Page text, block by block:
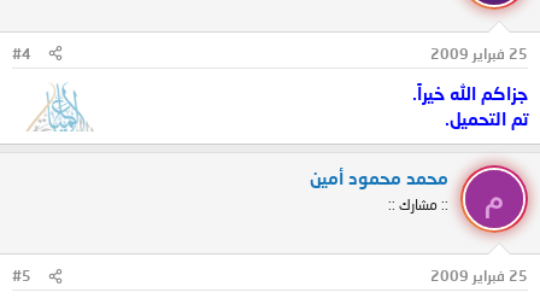
25 فبراير 2009 #4
جزاكم الله خيراً.
تم التحميل.
م
محمد محمود أمين
:: مشارك ::
25 فبراير 2009 #5